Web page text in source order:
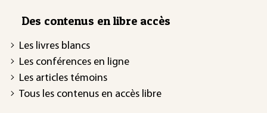
Des contenus en libre accès
Les livres blancs
Les conférences en ligne
Les articles témoins
Tous les contenus en accès libre